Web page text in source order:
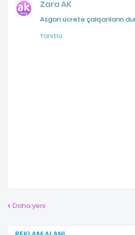
Zara AK
Asgari ücrete çalışanların
Yanıtla
Daha yeni